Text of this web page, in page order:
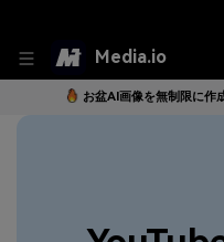
Media.io
お盆AI画像を無制限に作